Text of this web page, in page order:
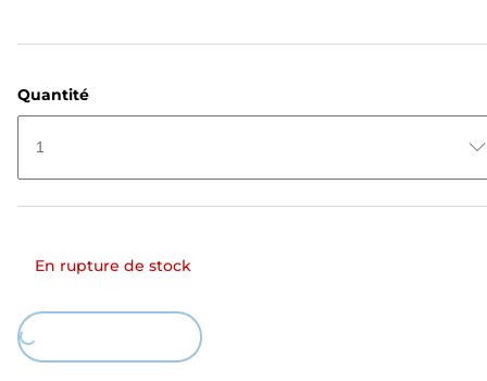
Quantité
1
En rupture de stock